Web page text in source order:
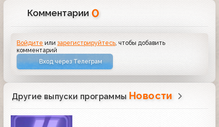
Комментарии 0
Войдите илизарегистрируйтесь , чтобы добавить
комментарий
Вход через Телеграм
Другие выпуски программы Новости